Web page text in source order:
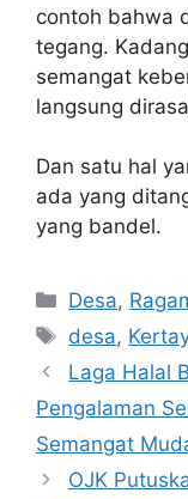
contoh bahwa
tegang.
semangat
langsung
Dan satu hal
ada yang
yang bandel.
Kategori
Desa,
Tag
desa,
Laga Halal
Pengalaman
Semangat
OJK